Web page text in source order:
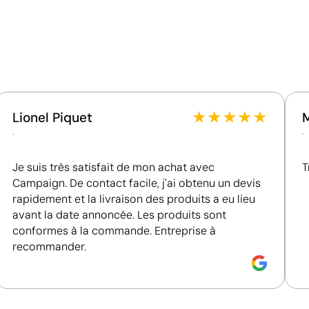
Impression de petits détails sur des surfaces
L'usine fait l'objet d'un audit social selon une norme
Lionel Piquet
.
★★★★★
Je suis très satisfait de mon achat avec
Campaign. De contact facile, j'ai obtenu un devis
rapidement et la livraison des produits a eu lieu
avant la date annoncée. Les produits sont
conformes à la commande. Entreprise à
recommander.
.